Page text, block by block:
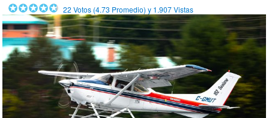
22 Votos (4.73 Promedio) y 1.907Vistas